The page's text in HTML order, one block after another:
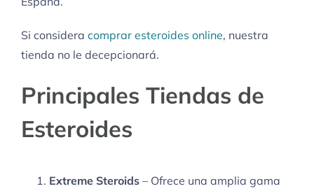
Si considera comprar esteroides online, nuestra
tienda no le decepcionará.
Principales Tiendas de
Esteroides
Extreme Steroids – Ofrece una amplia gama